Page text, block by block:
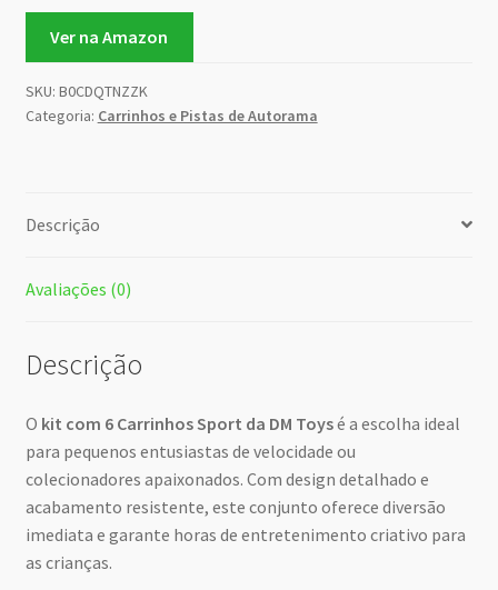
Ver na Amazon
SKU: B0CDQTNZZK
Categoria: Carrinhos e Pistas de Autorama
Descrição
Avaliações (0)
Descrição
O kit com 6 Carrinhos Sport da DM Toysé a escolha ideal
para pequenos entusiastas de velocidade ou
colecionadores apaixonados. Com design detalhado e
acabamento resistente, este conjunto oferece diversão
imediata e garante horas de entretenimento criativo para
as crianças.